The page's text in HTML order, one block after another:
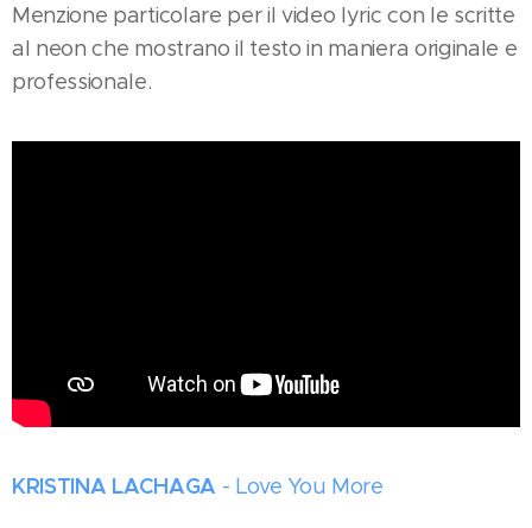
Menzione particolare per il video lyric con le scritte
al neon che mostrano il testo in maniera originale e
professionale.
KRISTINA LACHAGA - Love You More